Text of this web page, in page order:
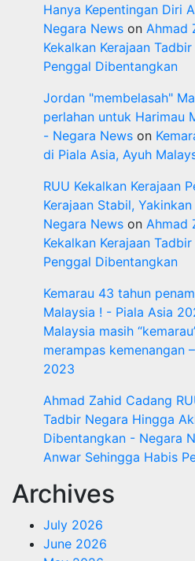
Hanya Kepentingan Diri
Negara News on Ahmad
Kekalkan Kerajaan
Penggal Dibentangkan
Jordan "membelasah"
perlahan untuk Harimau
- Negara News on
di Piala Asia, Ayuh
RUU Kekalkan Kerajaan
Kerajaan Stabil,
Negara News on Ahmad
Kekalkan Kerajaan
Penggal Dibentangkan
Kemarau 43 tahun
Malaysia ! - Piala Asia
Malaysia masih
merampas kemenangan
2023
Ahmad Zahid Cadang
Tadbir Negara Hingga
Dibentangkan - Negara
Anwar Sehingga Habis
Archives
July 2026
June 2026